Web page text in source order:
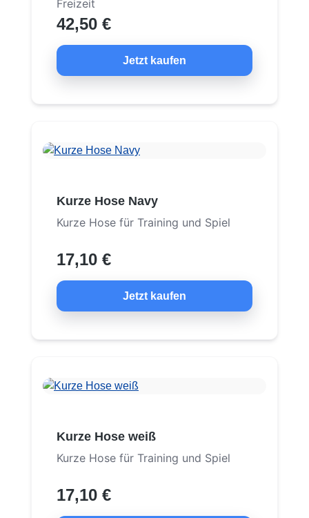
Freizeit
42,50 €
Jetzt kaufen
Kurze Hose Navy
Kurze Hose für Training und Spiel
17,10 €
Jetzt kaufen
Kurze Hose weiß
Kurze Hose für Training und Spiel
17,10 €